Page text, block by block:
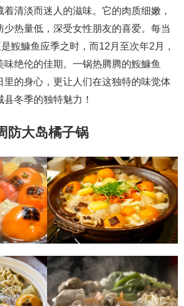
清淡而迷人的滋味。它的肉质细嫩，
少热量低，深受女性朋友的喜爱。每当
鮟鱇鱼应季之时，而12月至次年2月，
绝伦的佳期。一锅热腾腾的鮟鱇鱼
里的身心，更让人们在这独特的味觉体
冬季的独特魅力！
防大岛橘子锅